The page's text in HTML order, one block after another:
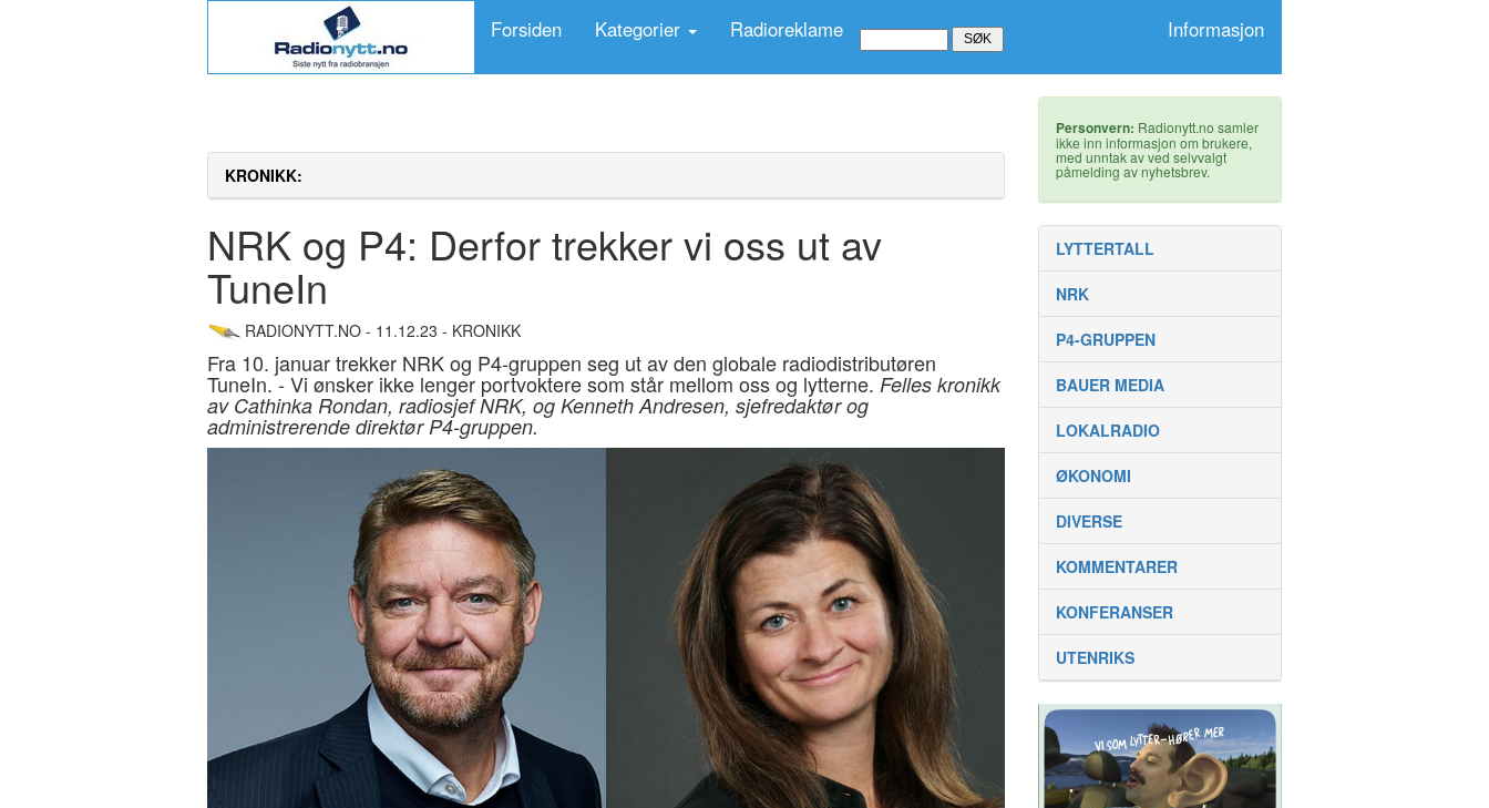
Forsiden Kategorier Radioreklame Informasjon
KRONIKK:
NRK og P4: Derfor trekker vi oss ut av
TuneIn
RADIONYTT.NO - 11.12.23 - KRONIKK
Fra 10. januar trekker NRK og P4-gruppen seg ut av den globale radiodistributøren
TuneIn. - Vi ønsker ikke lenger portvoktere som står mellom oss og lytterne. Felles kronikk
av Cathinka Rondan, radiosjef NRK, og Kenneth Andresen, sjefredaktør og
administrerende direktør P4-gruppen.
Personvern: Radionytt.no samler
ikke inn informasjon om brukere,
med unntak av ved selvvalgt
påmelding av nyhetsbrev.
LYTTERTALL
NRK
P4-GRUPPEN
BAUER MEDIA
LOKALRADIO
ØKONOMI
DIVERSE
KOMMENTARER
KONFERANSER
UTENRIKS